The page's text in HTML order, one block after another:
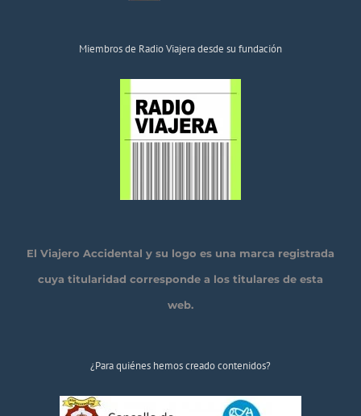
Miembros de Radio Viajera desde su fundación
El Viajero Accidental y su logo es una marca registrada
cuya titularidad corresponde a los titulares de esta
web.
¿Para quiénes hemos creado contenidos?